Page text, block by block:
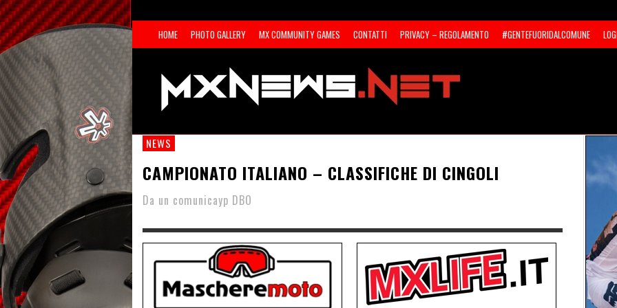
HOME PHOTO GALLERY MX COMMUNITY GAMES CONTATTI PRIVACY – REGOLAMENTO #GENTEFUORIDALCOMUNE
NEWS
CAMPIONATO ITALIANO – CLASSIFICHE DI CINGOLI
Da un comunicayp DBO